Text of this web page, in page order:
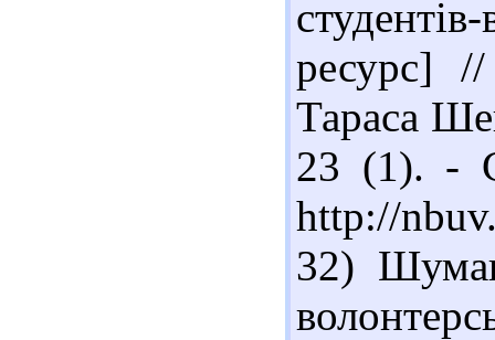
ресурс]
Тараса
23 (1). -
http://
32)